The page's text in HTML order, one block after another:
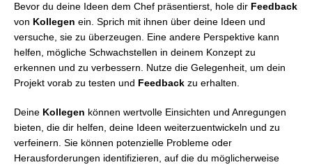
Bevor du deine Ideen dem Chef präsentierst, hole dir Feedback
von Kollegen ein. Sprich mit ihnen über deine Ideen und
versuche, sie zu überzeugen. Eine andere Perspektive kann
helfen, mögliche Schwachstellen in deinem Konzept zu
erkennen und zu verbessern. Nutze die Gelegenheit, um dein
Projekt vorab zu testen und Feedback zu erhalten.
Deine Kollegen können wertvolle Einsichten und Anregungen
bieten, die dir helfen, deine Ideen weiterzuentwickeln und zu
verfeinern. Sie können potenzielle Probleme oder
Herausforderungen identifizieren, auf die du möglicherweise